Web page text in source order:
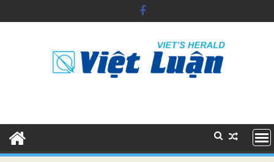
to